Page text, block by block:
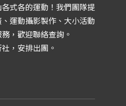
式各的運動！我們團隊提
運動攝影製作、大小活動
，歡迎聯絡查詢。
，安排出團。